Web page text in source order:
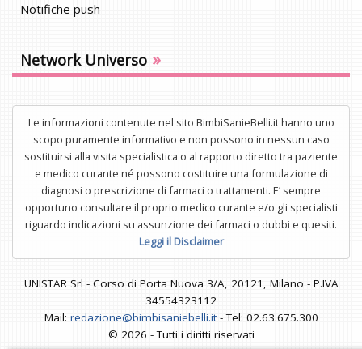
Notifiche push
Network Universo »
Le informazioni contenute nel sito BimbiSanieBelli.it hanno uno
scopo puramente informativo e non possono in nessun caso
sostituirsi alla visita specialistica o al rapporto diretto tra paziente
e medico curante né possono costituire una formulazione di
diagnosi o prescrizione di farmaci o trattamenti. E’ sempre
opportuno consultare il proprio medico curante e/o gli specialisti
riguardo indicazioni su assunzione dei farmaci o dubbi e quesiti.
Leggi il Disclaimer
UNISTAR Srl - Corso di Porta Nuova 3/A, 20121, Milano - P.IVA
34554323112
Mail: redazione@bimbisaniebelli.it- Tel: 02.63.675.300
© 2026 - Tutti i diritti riservati